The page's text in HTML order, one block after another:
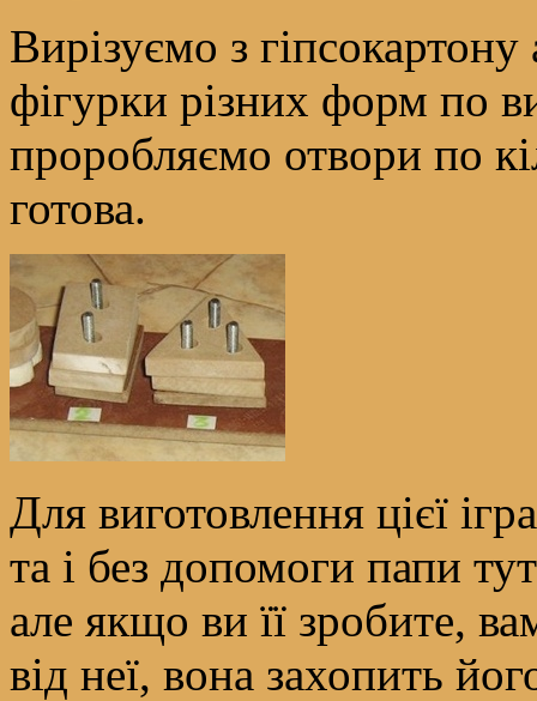
Вирізуємо з
фігурки різних форм по
проробляємо отвори по
готова.
Для виготовлення цієї
та і без допомоги папи
але якщо ви її зробите,
від неї, вона захопить